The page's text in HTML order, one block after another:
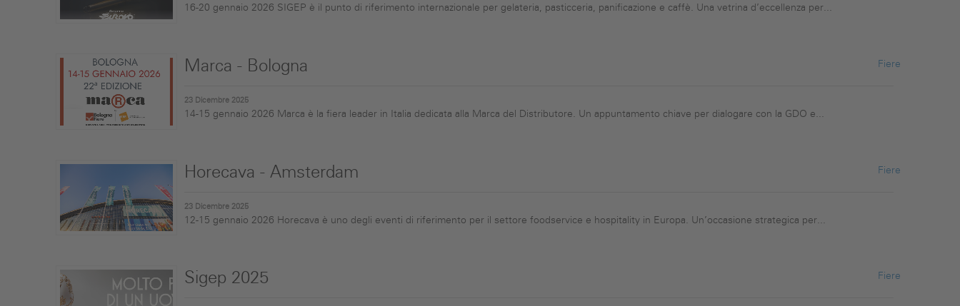
16-20 gennaio 2026 SIGEP è il punto di riferimento internazionale per gelateria, pasticceria, panificazione e caffè. Una vetrina d’eccellenza per...
Marca - Bologna
23 Dicembre 2025
14-15 gennaio 2026 Marca è la fiera leader in Italia dedicata alla Marca del Distributore. Un appuntamento chiave per dialogare con la GDO e...
Fiere
Horecava - Amsterdam
23 Dicembre 2025
12-15 gennaio 2026 Horecava è uno degli eventi di riferimento per il settore foodservice e hospitality in Europa. Un’occasione strategica per...
Fiere
Sigep 2025 Fiere